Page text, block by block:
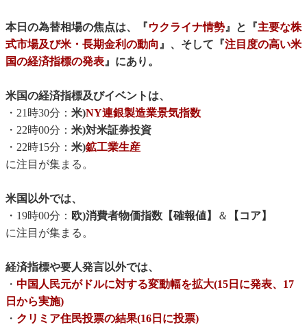
本日の為替相場の焦点は、『ウクライナ情勢』と『主要な株
式市場及び米・長期金利の動向』、そして『注目度の高い米
国の経済指標の発表』にあり。
米国の経済指標及びイベントは、
・21時30分： 米)NY連銀製造業景気指数
・22時00分： 米)対米証券投資
・22時15分： 米)鉱工業生産
に注目が集まる。
米国以外では、
・19時00分： 欧)消費者物価指数【確報値】 ＆
【コア】
に注目が集まる。
経済指標や要人発言以外では、
・ 中国人民元がドルに対する変動幅を拡大(15日に発表、17
日から実施)
・ クリミア住民投票の結果(16日に投票)